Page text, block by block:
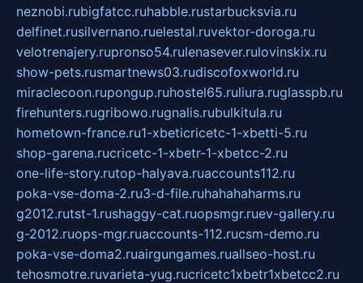
neznobi.rubigfatcc.ruhabble.rustarbucksvia.ru
delfinet.rusilvernano.ruelestal.ruvektor-doroga.ru
velotrenajery.rupronso54.rulenasever.rulovinskix.ru
show-pets.rusmartnews03.rudiscofoxworld.ru
miraclecoon.rupongup.ruhostel65.ruliura.ruglasspb.ru
firehunters.rugribowo.rugnalis.rubulkitula.ru
hometown-france.ru1-xbeticricetc-1-xbetti-5.ru
shop-garena.rucricetc-1-xbetr-1-xbetcc-2.ru
one-life-story.rutop-halyava.ruaccounts112.ru
poka-vse-doma-2.ru3-d-file.ruhahahaharms.ru
g2012.rutst-1.rushaggy-cat.ruopsmgr.ruev-gallery.ru
g-2012.ruops-mgr.ruaccounts-112.rucsm-demo.ru
poka-vse-doma2.ruairgungames.ruallseo-host.ru
tehosmotre.ruvarieta-yug.rucricetc1xbetr1xbetcc2.ru